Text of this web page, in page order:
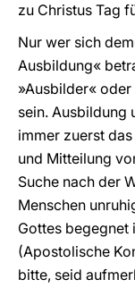
zu Christus Tag
Nur wer sich
Ausbildung«
»Ausbilder«
sein. Ausbildung
immer zuerst
und Mitteilung
Suche nach der
Menschen
Gottes begegnet
(Apostolische
bitte, seid